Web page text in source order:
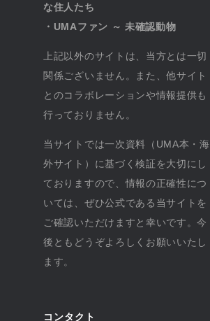
な住人たち
・UMAファン ～ 未確認動物
上記以外のサイトは、当方とは一切
関係ございません。また、他サイト
とのコラボレーションや情報提供も
行っておりません。
当サイトでは一次資料（UMA本・海
外サイト）に基づく検証を大切にし
ておりますので、情報の正確性につ
いては、ぜひ公式である当サイトを
ご確認いただけますと幸いです。今
後ともどうぞよろしくお願いいたし
ます。
コンタクト